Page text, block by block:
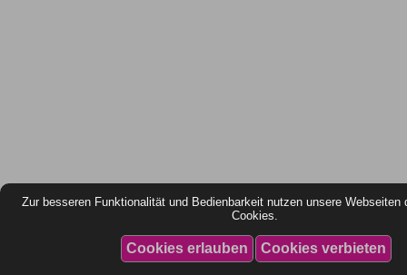
Zur besseren Funktionalität und Bedienbarkeit nutzen unsere Webseiten
Cookies.